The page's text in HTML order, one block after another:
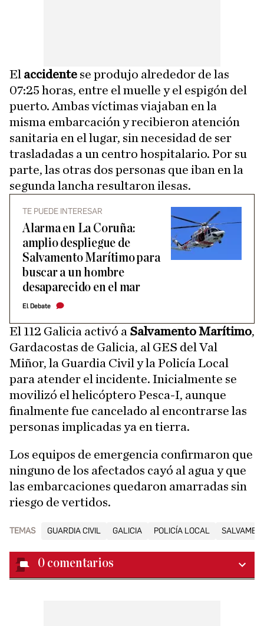
El accidente se produjo alrededor de las
07:25 horas, entre el muelle y el espigón del
puerto. Ambas víctimas viajaban en la
misma embarcación y recibieron atención
sanitaria en el lugar, sin necesidad de ser
trasladadas a un centro hospitalario. Por su
parte, las otras dos personas que iban en la
segunda lancha resultaron ilesas.
TE PUEDE INTERESAR
Alarma en La Coruña:
amplio despliegue de
Salvamento Marítimo para
buscar a un hombre
desaparecido en el mar
El Debate
El 112 Galicia activó a Salvamento Marítimo,
Gardacostas de Galicia, al GES del Val
Miñor, la Guardia Civil y la Policía Local
para atender el incidente. Inicialmente se
movilizó el helicóptero Pesca-I, aunque
finalmente fue cancelado al encontrarse las
personas implicadas ya en tierra.
Los equipos de emergencia confirmaron que
ninguno de los afectados cayó al agua y que
las embarcaciones quedaron amarradas sin
riesgo de vertidos.
TEMAS GUARDIA CIVIL GALICIA POLICÍA LOCAL
0 comentarios